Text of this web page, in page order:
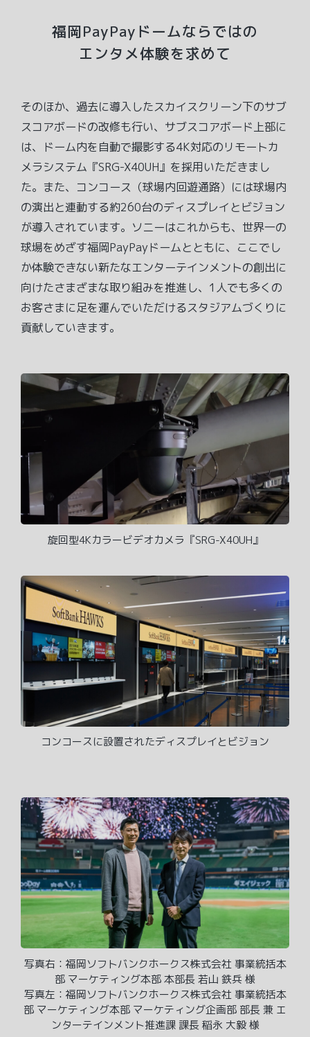
福岡PayPayドームならではの
エンタメ体験を求めて
そのほか、過去に導入したスカイスクリーン下のサブ
スコアボードの改修も行い、サブスコアボード上部に
は、ドーム内を自動で撮影する4K対応のリモートカ
メラシステム『SRG-X40UH』を採用いただきまし
た。また、コンコース（球場内回遊通路）には球場内
の演出と連動する約260台のディスプレイとビジョン
が導入されています。ソニーはこれからも、世界一の
球場をめざす福岡PayPayドームとともに、ここでし
か体験できない新たなエンターテインメントの創出に
向けたさまざまな取り組みを推進し、1人でも多くの
お客さまに足を運んでいただけるスタジアムづくりに
貢献していきます。
旋回型4Kカラービデオカメラ『SRG-X40UH』
コンコースに設置されたディスプレイとビジョン
写真右：福岡ソフトバンクホークス株式会社 事業統括本
部 マーケティング本部 本部長 若山 鉄兵 様
写真左：福岡ソフトバンクホークス株式会社 事業統括本
部 マーケティング本部 マーケティング企画部 部長 兼 エ
ンターテインメント推進課 課長 稲永 大毅 様